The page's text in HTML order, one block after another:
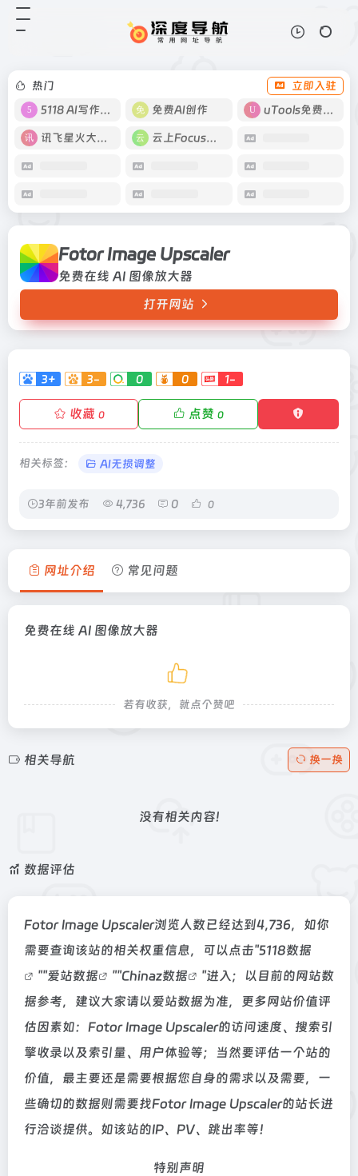
热门
立即入驻
5118 AI写作工具
免费AI创作 uTools免费工具箱
讯飞星火大模型 云上Focus接码
Fotor Image Upscaler
免费在线 AI 图像放大器
打开网站
3+ 3- 0 0 1-
收藏 0 点赞 0
相关标签： AI无损调整
3年前发布 4,736 0 0
Fotor Image Upscaler
网址介绍 常见问题
免费在线 AI 图像放大器
若有收获，就点个赞吧
相关导航 换一换
没有相关内容!
数据评估
Fotor Image Upscaler浏览人数已经达到4,736，如你
需要查询该站的相关权重信息，可以点击"5118数据
""爱站数据 ""Chinaz数据
"进入；以目前的网站数
据参考，建议大家请以爱站数据为准，更多网站价值评
估因素如：Fotor Image Upscaler的访问速度、搜索引
擎收录以及索引量、用户体验等；当然要评估一个站的
价值，最主要还是需要根据您自身的需求以及需要，一
些确切的数据则需要找Fotor Image Upscaler的站长进
行洽谈提供。如该站的IP、PV、跳出率等！
特别声明